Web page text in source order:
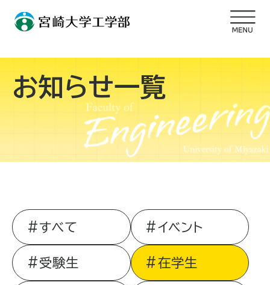
お知らせ一覧
すべて イベント
受験生 在学生